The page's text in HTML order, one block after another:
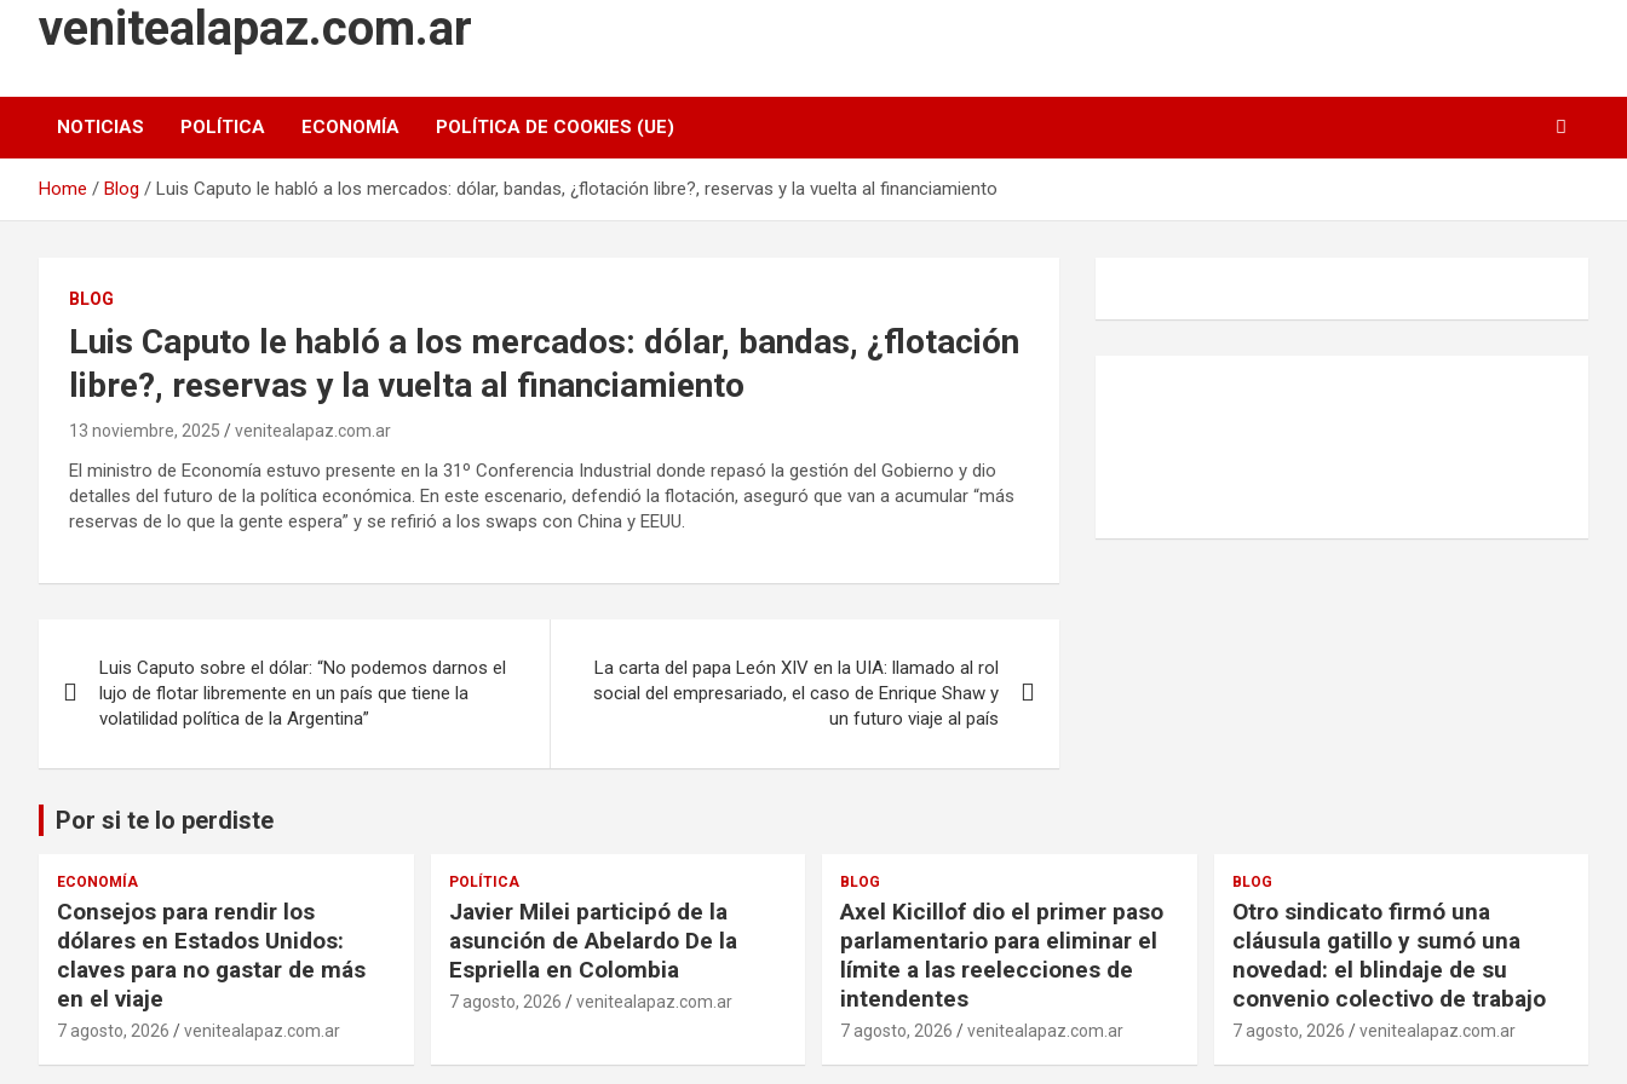
venitealapaz.com.ar
NOTICIAS POLÍTICA ECONOMÍA POLÍTICA DE COOKIES (UE)
Home Blog Luis Caputo le habló a los mercados: dólar, bandas, ¿flotación libre?, reservas y la vuelta al financiamiento
BLOG
Luis Caputo le habló a los mercados: dólar, bandas, ¿flotación
libre?, reservas y la vuelta al financiamiento
13 noviembre, 2025 venitealapaz.com.ar
El ministro de Economía estuvo presente en la 31º Conferencia Industrial donde repasó la gestión del Gobierno y dio
detalles del futuro de la política económica. En este escenario, defendió la flotación, aseguró que van a acumular “más
reservas de lo que la gente espera” y se refirió a los swaps con China y EEUU.
de
entradas
Luis Caputo sobre el dólar: “No podemos darnos el
lujo de flotar libremente en un país que tiene la
volatilidad política de la Argentina”
La carta del papa León XIV en la UIA: llamado al rol
social del empresariado, el caso de Enrique Shaw y
un futuro viaje al país
Por si te lo perdiste
ECONOMÍA
Consejos para rendir los
dólares en Estados Unidos:
claves para no gastar de más
en el viaje
7 agosto, 2026 venitealapaz.com.ar
POLÍTICA
Javier Milei participó de la
asunción de Abelardo De la
Espriella en Colombia
7 agosto, 2026 venitealapaz.com.ar
BLOG
Axel Kicillof dio el primer paso
parlamentario para eliminar el
límite a las reelecciones de
intendentes
7 agosto, 2026 venitealapaz.com.ar
BLOG
Otro sindicato firmó una
cláusula gatillo y sumó una
novedad: el blindaje de su
convenio colectivo de trabajo
7 agosto, 2026 venitealapaz.com.ar